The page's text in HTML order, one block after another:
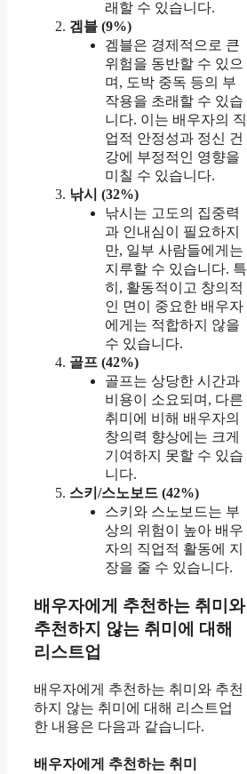
래할 수 있습니다.
겜블 (9%)
겜블은 경제적으로 큰
위험을 동반할 수 있으
며, 도박 중독 등의 부
작용을 초래할 수 있습
니다. 이는 배우자의 직
업적 안정성과 정신 건
강에 부정적인 영향을
미칠 수 있습니다.
낚시 (32%)
낚시는 고도의 집중력
과 인내심이 필요하지
만, 일부 사람들에게는
지루할 수 있습니다. 특
히, 활동적이고 창의적
인 면이 중요한 배우자
에게는 적합하지 않을
수 있습니다.
골프 (42%)
골프는 상당한 시간과
비용이 소요되며, 다른
취미에 비해 배우자의
창의력 향상에는 크게
기여하지 못할 수 있습
니다.
스키/스노보드 (42%)
스키와 스노보드는 부
상의 위험이 높아 배우
자의 직업적 활동에 지
장을 줄 수 있습니다.
배우자에게 추천하는 취미와
추천하지 않는 취미에 대해
리스트업
배우자에게 추천하는 취미와 추천
하지 않는 취미에 대해 리스트업
한 내용은 다음과 같습니다.
배우자에게 추천하는 취미